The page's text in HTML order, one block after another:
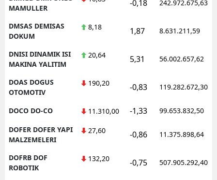
MAMULLER
-0,18 242.972.675,63
DMSAS DEMISAS
DOKUM
8,18 1,87 8.631.211,59
DNISI DINAMIK ISI
MAKINA YALITIM
20,64 5,31 56.002.657,62
DOAS DOGUS
OTOMOTIV
190,20 -0,83 119.282.672,30
DOCO DO-CO 11.310,00 -1,33 99.653.832,50
DOFER DOFER YAPI
MALZEMELERI
27,60 -0,86 11.375.898,64
DOFRB DOF
ROBOTIK
132,20 -0,75 507.905.292,40